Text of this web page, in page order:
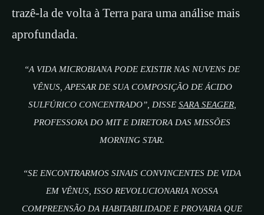
trazê-la de volta à Terra para uma análise mais
aprofundada.
“A VIDA MICROBIANA PODE EXISTIR NAS NUVENS DE
VÊNUS, APESAR DE SUA COMPOSIÇÃO DE ÁCIDO
SULFÚRICO CONCENTRADO”, DISSE SARA SEAGER,
PROFESSORA DO MIT E DIRETORA DAS MISSÕES
MORNING STAR.
“SE ENCONTRARMOS SINAIS CONVINCENTES DE VIDA
EM VÊNUS, ISSO REVOLUCIONARIA NOSSA
COMPREENSÃO DA HABITABILIDADE E PROVARIA QUE